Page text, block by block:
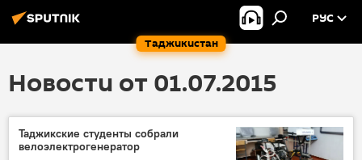
Таджикистан
РУС
Новости от 01.07.2015
Таджикские студенты собрали
велоэлектрогенератор